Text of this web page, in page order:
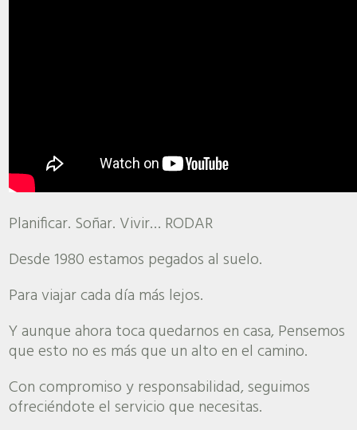
Planificar. Soñar. Vivir… RODAR
Desde 1980 estamos pegados al suelo.
Para viajar cada día más lejos.
Y aunque ahora toca quedarnos en casa, Pensemos
que esto no es más que un alto en el camino.
Con compromiso y responsabilidad, seguimos
ofreciéndote el servicio que necesitas.